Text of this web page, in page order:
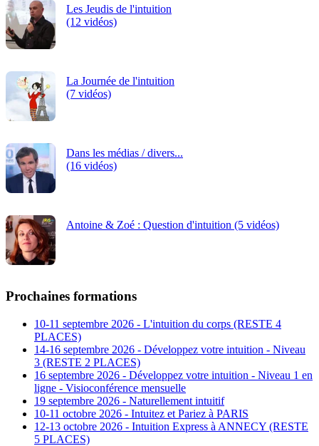
Les Jeudis de l'intuition
(12 vidéos)
La Journée de l'intuition
(7 vidéos)
Dans les médias / divers...
(16 vidéos)
Antoine & Zoé : Question d'intuition (5 vidéos)
Prochaines formations
10-11 septembre 2026 - L'intuition du corps (RESTE 4
PLACES)
14-16 septembre 2026 - Développez votre intuition - Niveau
3 (RESTE 2 PLACES)
16 septembre 2026 - Développez votre intuition - Niveau 1 en
ligne - Visioconférence mensuelle
19 septembre 2026 - Naturellement intuitif
10-11 octobre 2026 - Intuitez et Pariez à PARIS
12-13 octobre 2026 - Intuition Express à ANNECY (RESTE
5 PLACES)